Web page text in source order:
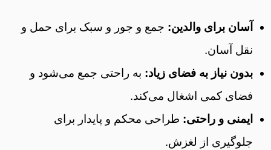
آسان برای والدین: جمع و جور و سبک برای حمل و
نقل آسان.
بدون نیاز به فضای زیاد: به راحتی جمع می‌شود و
فضای کمی اشغال می‌کند.
ایمنی و راحتی: طراحی محکم و پایدار برای
جلوگیری از لغزش.